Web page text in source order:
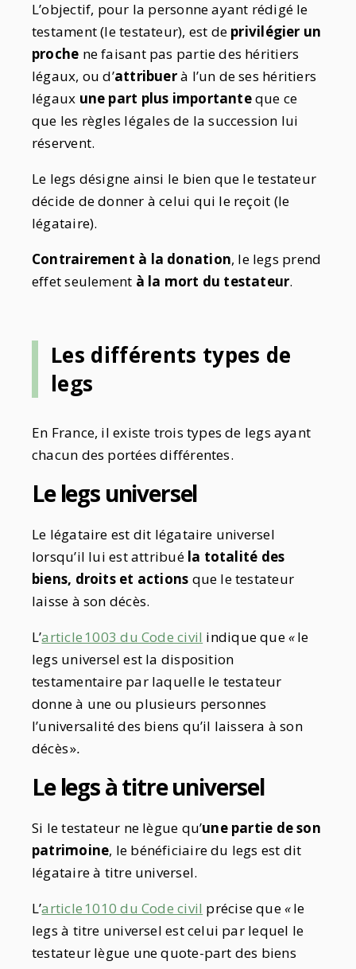
L’objectif, pour la personne ayant rédigé le
testament (le testateur), est de privilégier un
proche ne faisant pas partie des héritiers
légaux, ou d’attribuerà l’un de ses héritiers
légaux une part plus importanteque ce
que les règles légales de la succession lui
réservent.
Le legs désigne ainsi le bien que le testateur
décide de donner à celui qui le reçoit (le
légataire).
Contrairement à la donation, le legs prend
effet seulement à la mort du testateur.
Les différents types de
legs
En France, il existe trois types de legs ayant
chacun des portées différentes.
Le legs universel
Le légataire est dit légataire universel
lorsqu’il lui est attribué la totalité des
biens, droits et actions que le testateur
laisse à son décès.
L’article 1003 du Code civil indique que«le
legs universel est la disposition
testamentaire par laquelle le testateur
donne à une ou plusieurs personnes
l’universalité des biens qu’il laissera à son
décès ».
Le legs à titre universel
Si le testateur ne lègue qu’une partie de son
patrimoine, le bénéficiaire du legs est dit
légataire à titre universel.
L’article 1010 du Code civil précise que«le
legs à titre universel est celui par lequel le
testateur lègue une quote-part des biens